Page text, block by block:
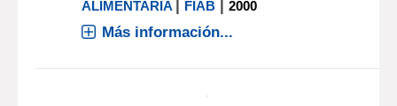
ALIMENTARIA | FIAB |2000
Más información...